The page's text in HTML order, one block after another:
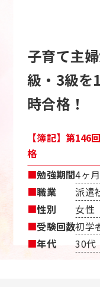
子育て主
級・3級を
時合格！
【簿記】第146
格
■勉強期間4ヶ
■職業
派遣
■性別
女性
■受験回数初学
■年代 30代